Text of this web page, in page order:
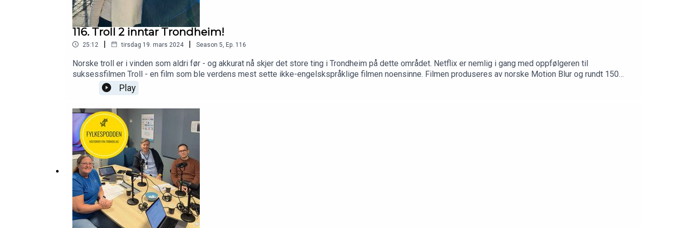
116. Troll 2 inntar Trondheim!
25:12 | tirsdag 19. mars 2024 | Season 5 Ep. 116
Norske troll er i vinden som aldri før - og akkurat nå skjer det store ting i Trondheim på dette området. Netflix er nemlig i gang med oppfølgeren til
suksessfilmen Troll - en film som ble verdens mest sette ikke-engelskspråklige filmen noensinne. Filmen produseres av norske Motion Blur og rundt 150
personer er nå i Trondheim for å sikre gode opptak til filmen. Fylkespodden har snakket med filmkommisjonær i Midgard Film Commission, Solveig Sigmond
Ræstad. Hun koordinerer det store prosjektet som har landet i Trondheim nå.Sammen med filmansvarlig i Trøndelag fylkeskommune, Marit Bakken, snakker vi
Play